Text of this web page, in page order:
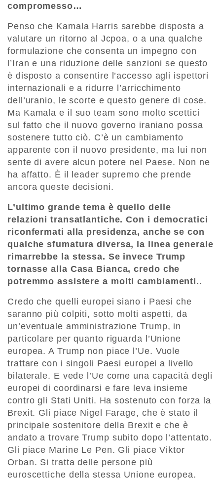
compromesso…
Penso che Kamala Harris sarebbe disposta a
valutare un ritorno al Jcpoa, o a una qualche
formulazione che consenta un impegno con
l’Iran e una riduzione delle sanzioni se questo
è disposto a consentire l’accesso agli ispettori
internazionali e a ridurre l’arricchimento
dell’uranio, le scorte e questo genere di cose.
Ma Kamala e il suo team sono molto scettici
sul fatto che il nuovo governo iraniano possa
sostenere tutto ciò. C’è un cambiamento
apparente con il nuovo presidente, ma lui non
sente di avere alcun potere nel Paese. Non ne
ha affatto. È il leader supremo che prende
ancora queste decisioni.
L’ultimo grande tema è quello delle
relazioni transatlantiche. Con i democratici
riconfermati alla presidenza, anche se con
qualche sfumatura diversa, la linea generale
rimarrebbe la stessa. Se invece Trump
tornasse alla Casa Bianca, credo che
potremmo assistere a molti cambiamenti..
Credo che quelli europei siano i Paesi che
saranno più colpiti, sotto molti aspetti, da
un’eventuale amministrazione Trump, in
particolare per quanto riguarda l’Unione
europea. A Trump non piace l’Ue. Vuole
trattare con i singoli Paesi europei a livello
bilaterale. E vede l’Ue come una capacità degli
europei di coordinarsi e fare leva insieme
contro gli Stati Uniti. Ha sostenuto con forza la
Brexit. Gli piace Nigel Farage, che è stato il
principale sostenitore della Brexit e che è
andato a trovare Trump subito dopo l’attentato.
Gli piace Marine Le Pen. Gli piace Viktor
Orban. Si tratta delle persone più
euroscettiche della stessa Unione europea.